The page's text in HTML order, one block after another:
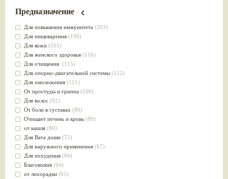
Предназначение
Для повышения иммунитета (203)
Для пищеварения (196)
Для кожи (165)
Для женского здоровья (116)
Для очищения (115)
Для опорно-двигательной системы (112)
Для омоложения (111)
От простуды и гриппа (106)
Для волос (92)
От боли в суставах (89)
Очищает печень и кровь (89)
от кашля (80)
Для Вата доши (75)
Для наружного применения (67)
Для похудения (66)
Благовония (64)
от лихорадки (61)